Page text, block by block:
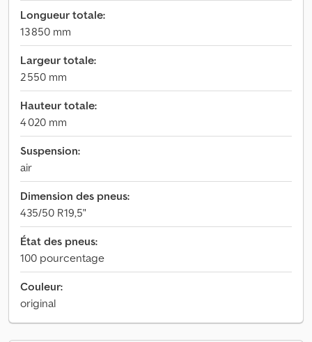
Longueur totale:
13 850 mm
Largeur totale:
2 550 mm
Hauteur totale:
4 020 mm
Suspension:
air
Dimension des pneus:
435/50 R19,5"
État des pneus:
100 pourcentage
Couleur:
original